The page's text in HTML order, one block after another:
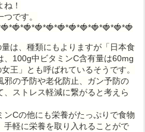
！
です。
は、種類にもよりますが「日本食
、100g中ビタミンC含有量は60mg
王」とも呼ばれているそうです。
邪の予防や老化防止、ガン予防の
ストレス軽減に繋がると考えら
ンCの他にも栄養がたっぷりで食物
手軽に栄養を取り入れることがで